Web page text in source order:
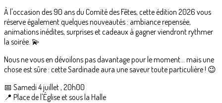
À l'occasion des 90 ans du Comité des Fêtes, cette édition 2026 vous
réserve également quelques nouveautés : ambiance repensée,
animations inédites, surprises et cadeaux à gagner viendront rythmer
la soirée. 💫
Nous ne vous en dévoilons pas davantage pour le moment... mais une
chose est sûre : cette Sardinade aura une saveur toute particulière ! 😉
📅 Samedi 4 juillet , 20h00
📍 Place de l'Église et sous la Halle